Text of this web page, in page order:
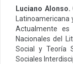
Luciano Alonso.
Actualmente es
Nacionales del
Social y Teoría
Sociales